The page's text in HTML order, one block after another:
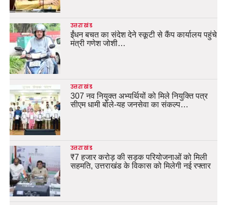
उत्तराखंड
ईंधन बचत का संदेश देने स्कूटी से कैंप कार्यालय पहुंचे
मंत्री गणेश जोशी…
उत्तराखंड
307 नव नियुक्त अभ्यर्थियों को मिले नियुक्ति पत्र
सीएम धामी बोले-यह जनसेवा का संकल्प…
उत्तराखंड
₹7 हजार करोड़ की सड़क परियोजनाओं को मिली
सहमति, उत्तराखंड के विकास को मिलेगी नई रफ्तार